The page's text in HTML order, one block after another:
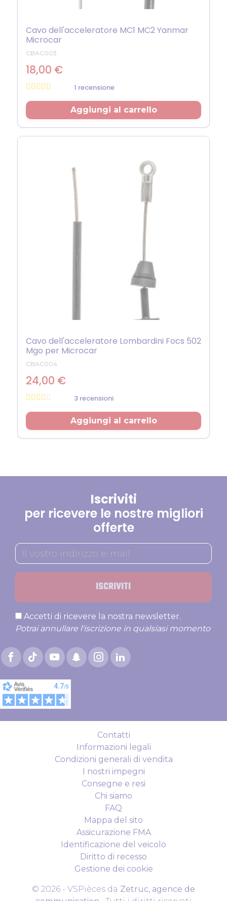
Cavo dell'acceleratore MC1 MC2 Yanmar
Microcar
CBAC003
18,00 €
1 recensione
Prezzo
Aggiungi al carrello
Cavo dell'acceleratore Lombardini Focs 502
Mgo per Microcar
CBAC004
24,00 €
3 recensioni
Prezzo
Aggiungi al carrello
Iscriviti
per ricevere le nostre migliori
offerte
ISCRIVITI
Accetti di ricevere la nostra newsletter.
Potrai annullare l'iscrizione in qualsiasi momento
Contatti
Informazioni legali
Condizioni generali di vendita
I nostri impegni
Consegne e resi
Chi siamo
FAQ
Mappa del sito
Assicurazione FMA
Identificazione del veicolo
Diritto di recesso
Gestione dei cookie
© 2026 - VSPièces da Zetruc, agence de